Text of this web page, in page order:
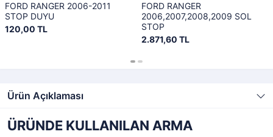
FORD RANGER 2006-2011
STOP DUYU
120,00 TL
FORD RANGER
2006,2007,2008,2009 SOL
STOP
2.871,60 TL
Ürün Açıklaması
ÜRÜNDE KULLANILAN ARMA